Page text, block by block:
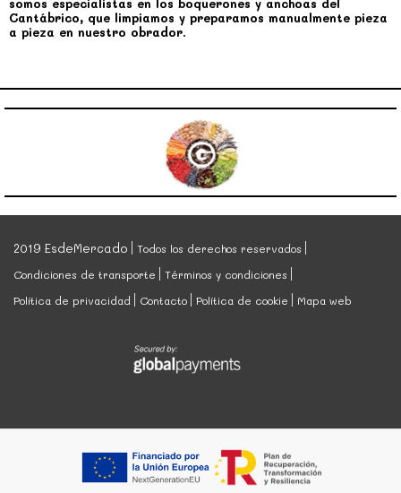
somos especialistas en los boquerones y anchoas del
Cantábrico, que limpiamos y preparamos manualmente pieza
a pieza en nuestro obrador.
2019 EsdeMercado
Todos los derechos reservados
Condiciones de transporte
Términos y condiciones
Política de privacidad
Contacto Política de cookie Mapa web